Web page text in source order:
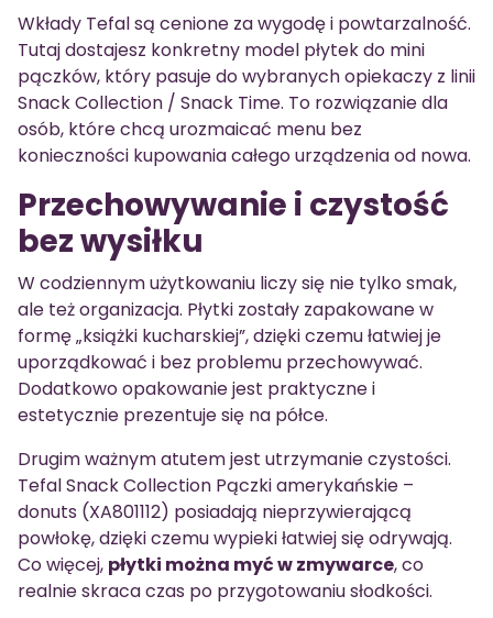
Wkłady Tefal są cenione za wygodę i powtarzalność.
Tutaj dostajesz konkretny model płytek do mini
pączków, który pasuje do wybranych opiekaczy z linii
Snack Collection / Snack Time. To rozwiązanie dla
osób, które chcą urozmaicać menu bez
konieczności kupowania całego urządzenia od nowa.
Przechowywanie i czystość
bez wysiłku
W codziennym użytkowaniu liczy się nie tylko smak,
ale też organizacja. Płytki zostały zapakowane w
formę „książki kucharskiej”, dzięki czemu łatwiej je
uporządkować i bez problemu przechowywać.
Dodatkowo opakowanie jest praktyczne i
estetycznie prezentuje się na półce.
Drugim ważnym atutem jest utrzymanie czystości.
Tefal Snack Collection Pączki amerykańskie –
donuts (XA801112) posiadają nieprzywierającą
powłokę, dzięki czemu wypieki łatwiej się odrywają.
Co więcej, płytki można myć w zmywarce, co
realnie skraca czas po przygotowaniu słodkości.